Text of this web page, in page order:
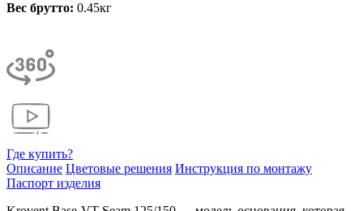
Вес брутто: 0.45кг
Где купить?
Описание Цветовые решения Инструкция по монтажу
Паспорт изделия